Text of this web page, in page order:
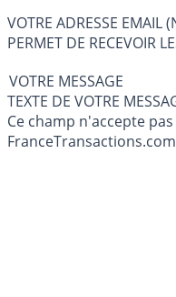
VOTRE ADRESSE EMAIL
PERMET DE RECEVOIR
VOTRE MESSAGE
Ce champ n'accepte